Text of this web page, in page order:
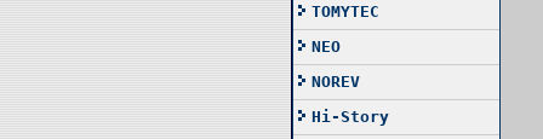
TOMYTEC
NEO
NOREV
Hi-Story